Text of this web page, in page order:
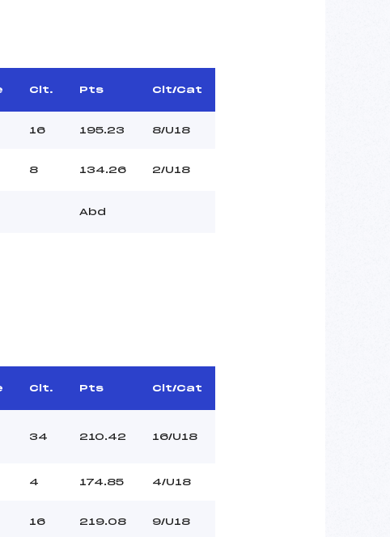
Clt. Pts Clt/Cat
16 195.23 8/U18
8 134.26 2/U18
Abd
Clt. Pts Clt/Cat
34 210.42 16/U18
4 174.85 4/U18
16 219.08 9/U18